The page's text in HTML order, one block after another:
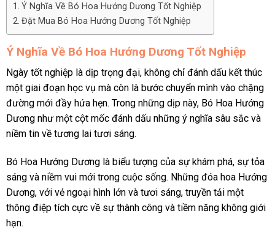
Ý Nghĩa Về Bó Hoa Hướng Dương Tốt Nghiệp
Đặt Mua Bó Hoa Hướng Dương Tốt Nghiệp
Ý Nghĩa Về Bó Hoa Hướng Dương Tốt Nghiệp
Ngày tốt nghiệp là dịp trọng đại, không chỉ đánh dấu kết thúc
một giai đoạn học vụ mà còn là bước chuyển mình vào chặng
đường mới đầy hứa hẹn. Trong những dịp này, Bó Hoa Hướng
Dương như một cột mốc đánh dấu những ý nghĩa sâu sắc và
niềm tin về tương lai tươi sáng.
Bó Hoa Hướng Dương là biểu tượng của sự khám phá, sự tỏa
sáng và niềm vui mới trong cuộc sống. Những đóa hoa Hướng
Dương, với vẻ ngoại hình lớn và tươi sáng, truyền tải một
thông điệp tích cực về sự thành công và tiềm năng không giới
hạn.